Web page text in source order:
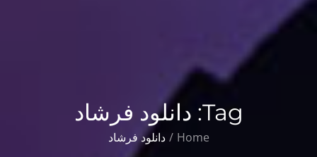
Tag: دانلود فرشاد
Home دانلود فرشاد